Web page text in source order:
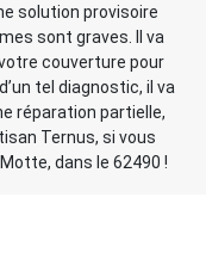
solution provisoire
sont graves. Il va
couverture pour
tel diagnostic, il va
réparation partielle,
Ternus, si vous
dans le 62490 !